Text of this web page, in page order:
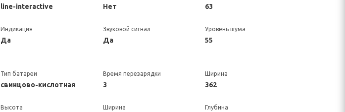
line-interactive Нет 63
Индикация
Да
Звуковой сигнал
Да
Уровень шума
55
Тип батареи
свинцово-кислотная
Время перезарядки
3
Ширина
362
Высота Ширина Глубина